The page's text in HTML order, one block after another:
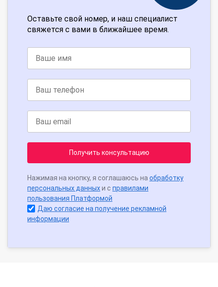
Оставьте свой номер, и наш специалист
свяжется с вами в ближайшее время.
Получить консультацию
Нажимая на кнопку, я соглашаюсь на обработку
персональных данныхи с правилами
пользования Платформой
Даю согласие на получение рекламной
информации